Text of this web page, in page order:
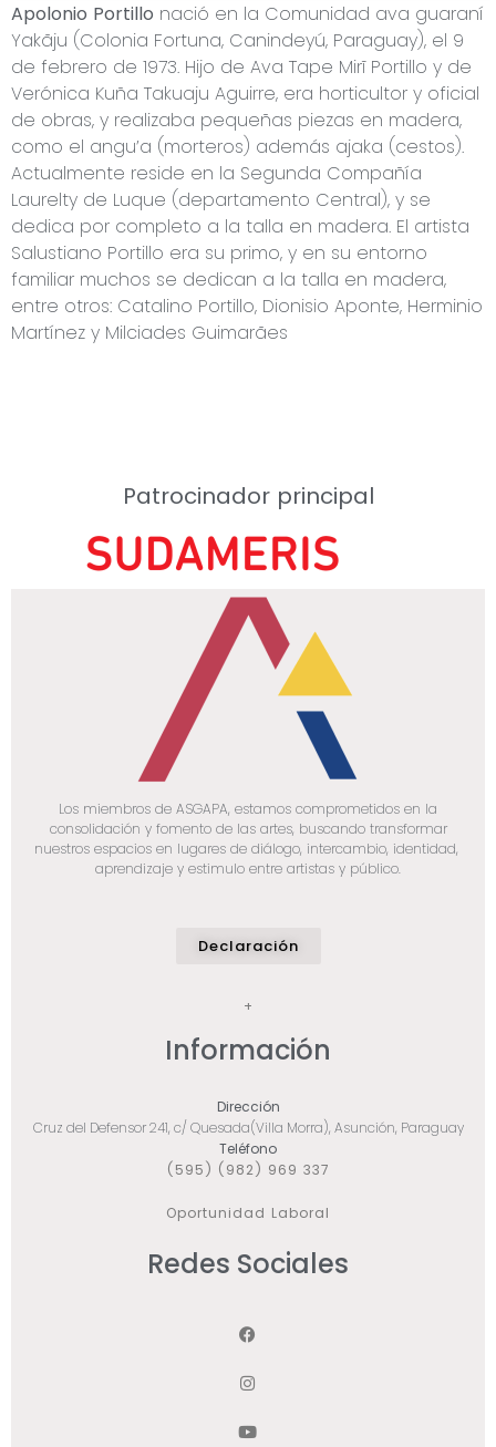
Apolonio Portillo nació en la Comunidad ava guaraní
Yakãju (Colonia Fortuna, Canindeyú, Paraguay), el 9
de febrero de 1973. Hijo de Ava Tape Mirĩ Portillo y de
Verónica Kuña Takuaju Aguirre, era horticultor y oficial
de obras, y realizaba pequeñas piezas en madera,
como el angu’a (morteros) además ajaka (cestos).
Actualmente reside en la Segunda Compañía
Laurelty de Luque (departamento Central), y se
dedica por completo a la talla en madera. El artista
Salustiano Portillo era su primo, y en su entorno
familiar muchos se dedican a la talla en madera,
entre otros: Catalino Portillo, Dionisio Aponte, Herminio
Martínez y Milciades Guimarães
Patrocinador principal
Los miembros de ASGAPA, estamos comprometidos en la
consolidación y fomento de las artes, buscando transformar
nuestros espacios en lugares de diálogo, intercambio, identidad,
aprendizaje y estimulo entre artistas y público.
Declaración
+
Información
Dirección
Cruz del Defensor 241, c/ Quesada(Villa Morra), Asunción, Paraguay
Teléfono
(595) (982) 969 337
Oportunidad Laboral
Redes Sociales